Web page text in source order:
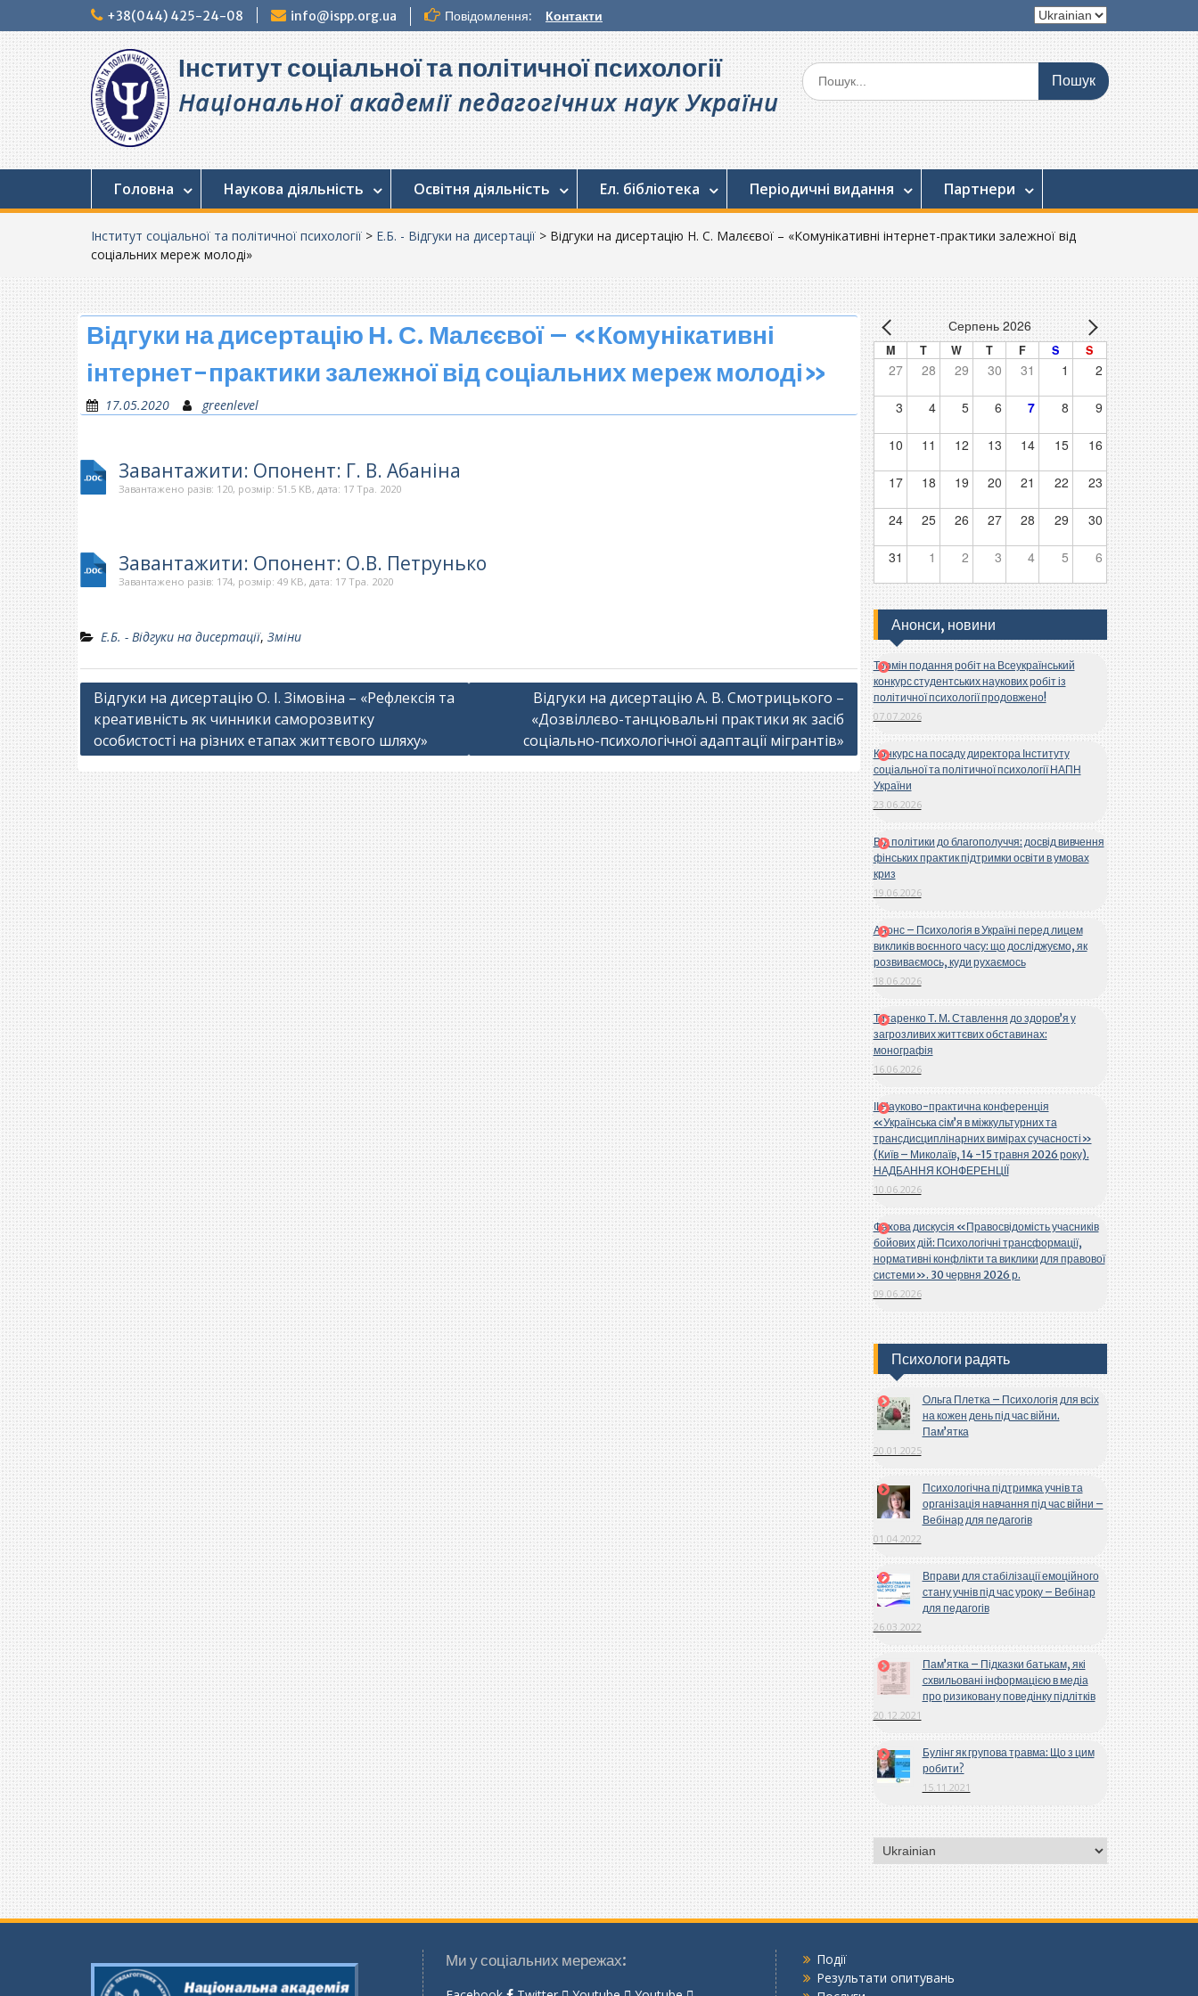
до
+38(044) 425-24-08 info@ispp.org.ua Повідомлення: Контакти
Вибрати
мову
Інститут соціальної та політичної психології
Національної академії педагогічних наук України
Шукати:
Головна Наукова діяльність Освітня діяльність Ел. бібліотека Періодичні видання Партнери
Інститут соціальної та політичної психології > Е.Б. - Відгуки на дисертації > Відгуки на дисертацію Н. С. Малєєвої – «Комунікативні інтернет-практики залежної від
соціальних мереж молоді»
Відгуки на дисертацію Н. С. Малєєвої – «Комунікативні
інтернет-практики залежної від соціальних мереж молоді»
17.05.2020 greenlevel
Завантажити: Опонент: Г. В. Абаніна
Завантажено разів: 120, розмір: 51.5 KB, дата: 17 Тра. 2020
Завантажити: Опонент: О.В. Петрунько
Завантажено разів: 174, розмір: 49 KB, дата: 17 Тра. 2020
Е.Б. - Відгуки на дисертації, Зміни
Навігація
записів
Відгуки на дисертацію О. І. Зімовіна – «Рефлексія та
креативність як чинники саморозвитку
особистості на різних етапах життєвого шляху»
Відгуки на дисертацію А. В. Смотрицького –
«Дозвіллєво-танцювальні практики як засіб
соціально-психологічної адаптації мігрантів»
Серпень 2026
M T W T F S S
27 28 29 30 31 1 2
3 4 5 6 7 8 9
10 11 12 13 14 15 16
17 18 19 20 21 22 23
24 25 26 27 28 29 30
31 1 2 3 4 5 6
Анонси, новини
Термін подання робіт на Всеукраїнський
конкурс студентських наукових робіт із
політичної психології продовжено!
07.07.2026
Конкурс на посаду директора Інституту
соціальної та політичної психології НАПН
України
23.06.2026
Від політики до благополуччя: досвід вивчення
фінських практик підтримки освіти в умовах
криз
19.06.2026
Анонс – Психологія в Україні перед лицем
викликів воєнного часу: що досліджуємо, як
розвиваємось, куди рухаємось
18.06.2026
Титаренко Т. М. Ставлення до здоров’я у
загрозливих життєвих обставинах:
монографія
16.06.2026
ІІ Науково-практична конференція
«Українська сім’я в міжкультурних та
трансдисциплінарних вимірах сучасності»
(Київ – Миколаїв, 14 -15 травня 2026 року).
НАДБАННЯ КОНФЕРЕНЦІЇ
10.06.2026
Фахова дискусія «Правосвідомість учасників
бойових дій: Психологічні трансформації,
нормативні конфлікти та виклики для правової
системи». 30 червня 2026 р.
09.06.2026
Психологи радять
Ольга Плетка – Психологія для всіх
на кожен день під час війни.
Пам’ятка
20.01.2025
Психологічна підтримка учнів та
організація навчання під час війни –
Вебінар для педагогів
01.04.2022
Вправи для стабілізації емоційного
стану учнів під час уроку – Вебінар
для педагогів
26.03.2022
Пам’ятка – Підказки батькам, які
схвильовані інформацією в медіа
про ризиковану поведінку підлітків
20.12.2021
Булінг як групова травма: Що з цим
робити?
15.11.2021
Вибрати
мову
Ми у соціальних мережах:
Події
Результати опитувань